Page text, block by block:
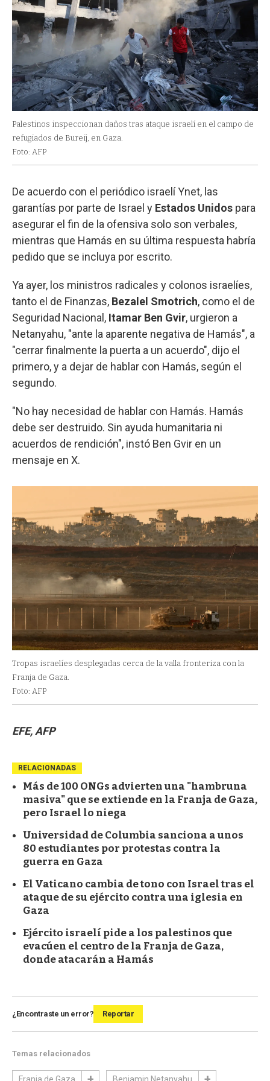
Palestinos inspeccionan daños tras ataque israelí en el campo de
refugiados de Bureij, en Gaza.
Foto: AFP
De acuerdo con el periódico israelí Ynet, las
garantías por parte de Israel y Estados Unidos para
asegurar el fin de la ofensiva solo son verbales,
mientras que Hamás en su última respuesta habría
pedido que se incluya por escrito.
Ya ayer, los ministros radicales y colonos israelíes,
tanto el de Finanzas, Bezalel Smotrich, como el de
Seguridad Nacional, Itamar Ben Gvir, urgieron a
Netanyahu, "ante la aparente negativa de Hamás", a
"cerrar finalmente la puerta a un acuerdo", dijo el
primero, y a dejar de hablar con Hamás, según el
segundo.
"No hay necesidad de hablar con Hamás. Hamás
debe ser destruido. Sin ayuda humanitaria ni
acuerdos de rendición", instó Ben Gvir en un
mensaje en X.
Tropas israelíes desplegadas cerca de la valla fronteriza con la
Franja de Gaza.
Foto: AFP
EFE, AFP
RELACIONADAS
Más de 100 ONGs advierten una "hambruna
masiva" que se extiende en la Franja de Gaza,
pero Israel lo niega
Universidad de Columbia sanciona a unos
80 estudiantes por protestas contra la
guerra en Gaza
El Vaticano cambia de tono con Israel tras el
ataque de su ejército contra una iglesia en
Gaza
Ejército israelí pide a los palestinos que
evacúen el centro de la Franja de Gaza,
donde atacarán a Hamás
¿Encontraste un error? Reportar
Temas relacionados